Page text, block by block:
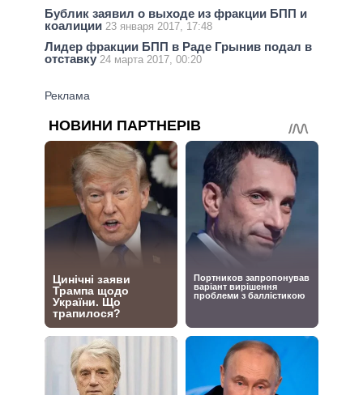
Бублик заявил о выходе из фракции БПП и
коалиции 23 января 2017, 17:48
Лидер фракции БПП в Раде Грынив подал в
отставку 24 марта 2017, 00:20